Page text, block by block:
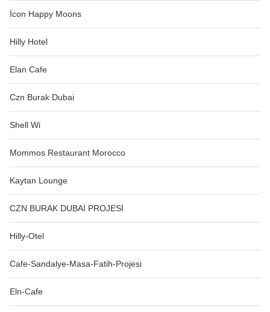
İcon Happy Moons
Hilly Hotel
Elan Cafe
Czn Burak Dubai
Shell Wi
Mommos Restaurant Morocco
Kaytan Lounge
CZN BURAK DUBAİ PROJESİ
Hilly-Otel
Cafe-Sandalye-Masa-Fatih-Projesi
Eln-Cafe